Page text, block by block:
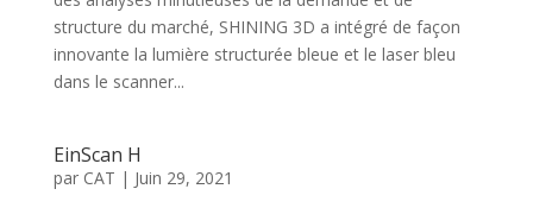
structure du marché, SHINING 3D a intégré de façon
innovante la lumière structurée bleue et le laser bleu
dans le scanner...
EinScan H
par CAT | Juin 29, 2021